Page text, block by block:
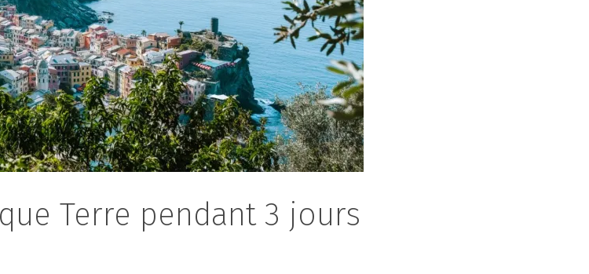
Terre pendant 3 jours